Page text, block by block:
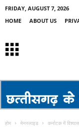
FRIDAY, AUGUST 7, 2026
HOME
ABOUT US
होम मेनस्लाइड कर्नाटक में